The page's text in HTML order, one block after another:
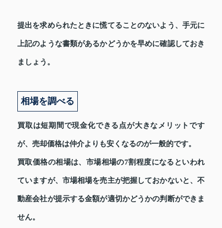
提出を求められたときに慌てることのないよう、手元に
上記のような書類があるかどうかを早めに確認しておき
ましょう。
相場を調べる
買取は短期間で現金化できる点が大きなメリットです
が、売却価格は仲介よりも安くなるのが一般的です。
買取価格の相場は、市場相場の7割程度になるといわれ
ていますが、市場相場を売主が把握しておかないと、不
動産会社が提示する金額が適切かどうかの判断ができま
せん。